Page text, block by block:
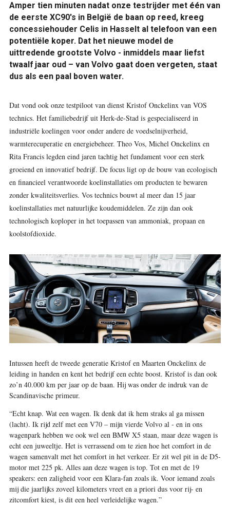
Amper tien minuten nadat onze testrijder met één van
de eerste XC90's in België de baan op reed, kreeg
concessiehouder Celis in Hasselt al telefoon van een
potentiële koper. Dat het nieuwe model de
uittredende grootste Volvo - inmiddels maar liefst
twaalf jaar oud – van Volvo gaat doen vergeten, staat
dus als een paal boven water.
Dat vond ook onze testpiloot van dienst Kristof Onckelinx van VOS
technics. Het familiebedrijf uit Herk-de-Stad is gespecialiseerd in
industriële koelingen voor onder andere de voedselnijverheid,
warmterecuperatie en energiebeheer. Theo Vos, Michel Onckelinx en
Rita Francis legden eind jaren tachtig het fundament voor een sterk
groeiend en innovatief bedrijf. De focus ligt op de bouw van ecologisch
en financieel verantwoorde koelinstallaties om producten te bewaren
zonder kwaliteitsverlies. Vos technics bouwt al meer dan 15 jaar
koelinstallaties met natuurlijke koudemiddelen. Ze zijn dan ook
technologisch koploper in het toepassen van ammoniak, propaan en
koolstofdioxide.
Intussen heeft de tweede generatie Kristof en Maarten Onckelinx de
leiding in handen en kent het bedrijf een echte boost. Kristof is dan ook
zo’n 40.000 km per jaar op de baan. Hij was onder de indruk van de
Scandinavische primeur.
“Echt knap. Wat een wagen. Ik denk dat ik hem straks al ga missen
(lacht). Ik rijd zelf met een V70 – mijn vierde Volvo al - en in ons
wagenpark hebben we ook wel een BMW X5 staan, maar deze wagen is
echt een juweeltje. Het is verrassend om te zien hoe het comfort in de
wagen samenvalt met het comfort in het verkeer. Er zit wel pit in de D5-
motor met 225 pk. Alles aan deze wagen is top. Tot en met de 19
speakers: een zaligheid voor een Klara-fan zoals ik. Voor iemand zoals
mij die jaarlijks zoveel kilometers vreet en a priori dus voor rij- en
zitcomfort kiest, is dit een heel verleidelijke wagen.”